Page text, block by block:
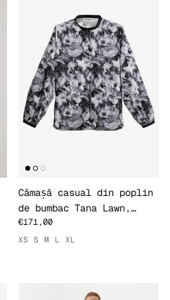
Cămașă casual din poplin
de bumbac Tana Lawn,
print special
€171,00
XS S M L XL